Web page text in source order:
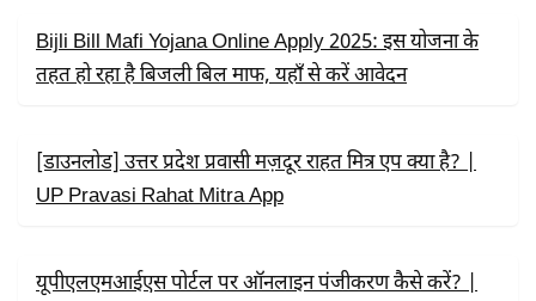
R
Bijli Bill Mafi Yojana Online Apply 2025: इस योजना के
तहत हो रहा है बिजली बिल माफ, यहाँ से करें आवेदन
[डाउनलोड] उत्तर प्रदेश प्रवासी मज़दूर राहत मित्र एप क्या है? |
UP Pravasi Rahat Mitra App
यूपीएलएमआईएस पोर्टल पर ऑनलाइन पंजीकरण कैसे करें? |